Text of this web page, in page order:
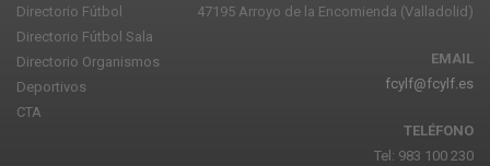
Directorio Fútbol
Directorio Fútbol Sala
Directorio Organismos
Deportivos
CTA
47195 Arroyo de la Encomienda (Valladolid)
EMAIL
fcylf@fcylf.es
TELÉFONO
Tel: 983 100 230